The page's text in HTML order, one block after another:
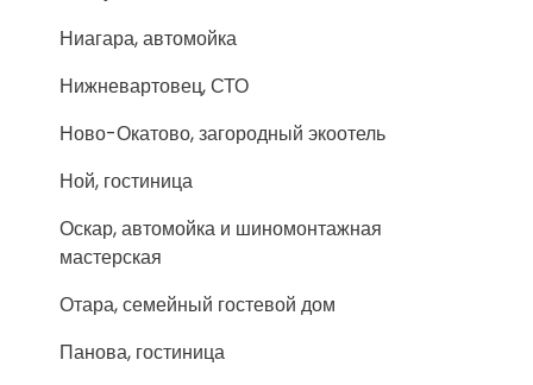
Ниагара, автомойка
Нижневартовец, СТО
Ново-Окатово, загородный экоотель
Ной, гостиница
Оскар, автомойка и шиномонтажная
мастерская
Отара, семейный гостевой дом
Панова, гостиница